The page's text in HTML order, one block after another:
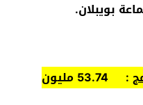
بويبلان.
: 53.74 مليون